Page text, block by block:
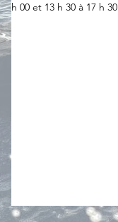
h 00 et 13 h 30 à 17 h 30